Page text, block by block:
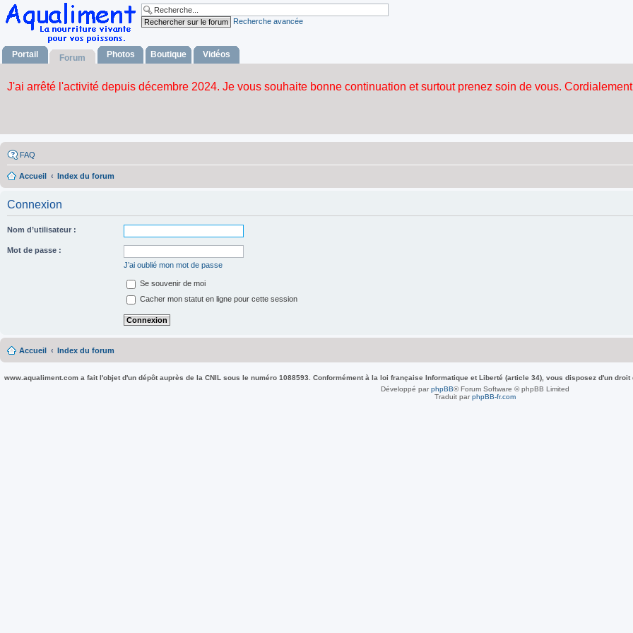
Recherche avancée
Portail Forum Photos Boutique Vidéos
FAQ
Accueil Index du forum
Connexion
Nom d’utilisateur :
Mot de passe :
J’ai oublié mon mot de passe
Se souvenir de moi
Cacher mon statut en ligne pour cette session
Accueil Index du forum
www.aqualiment.com a fait l'objet d'un dépôt auprès de la CNIL sous le numéro 1088593. Conformément à la loi française Informatique et Liberté (article 34), vous disposez d'un
Développé parphpBB® Forum Software © phpBB Limited
Traduit parphpBB-fr.com